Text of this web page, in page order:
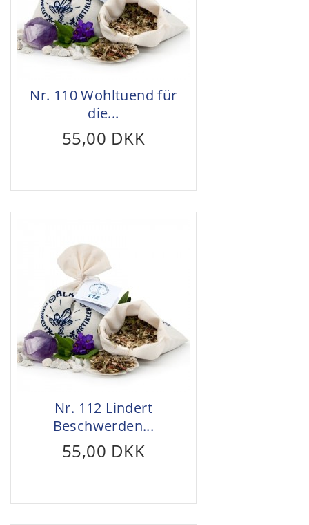
Nr. 110 Wohltuend für
die...
55,00 DKK
Nr. 112 Lindert
Beschwerden...
55,00 DKK